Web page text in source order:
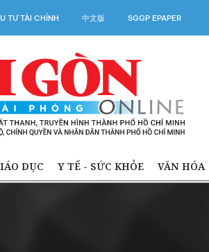
TƯ TÀI CHÍNH 中文版 SGGP EPAPER
DỤC Y TẾ - SỨC KHỎE VĂN HÓA